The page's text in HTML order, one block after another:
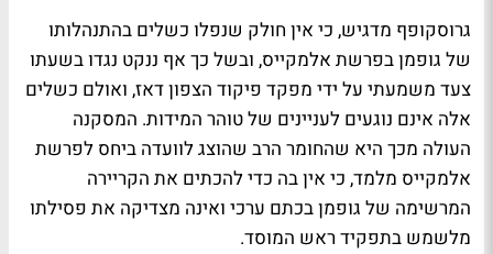
גרוסקופף מדגיש, כי אין חולק שנפלו כשלים בהתנהלותו
של גופמן בפרשת אלמקייס, ובשל כך אף ננקט נגדו בשעתו
צעד משמעתי על ידי מפקד פיקוד הצפון דאז, ואולם כשלים
אלה אינם נוגעים לעניינים של טוהר המידות. המסקנה
העולה מכך היא שהחומר הרב שהוצג לוועדה ביחס לפרשת
אלמקייס מלמד, כי אין בה כדי להכתים את הקריירה
המרשימה של גופמן בכתם ערכי ואינה מצדיקה את פסילתו
מלשמש בתפקיד ראש המוסד.